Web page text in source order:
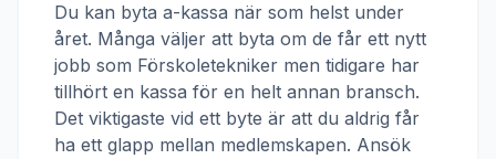
Du kan byta a-kassa när som helst under
året. Många väljer att byta om de får ett nytt
jobb som Förskoletekniker men tidigare har
tillhört en kassa för en helt annan bransch.
Det viktigaste vid ett byte är att du aldrig får
ha ett glapp mellan medlemskapen. Ansök